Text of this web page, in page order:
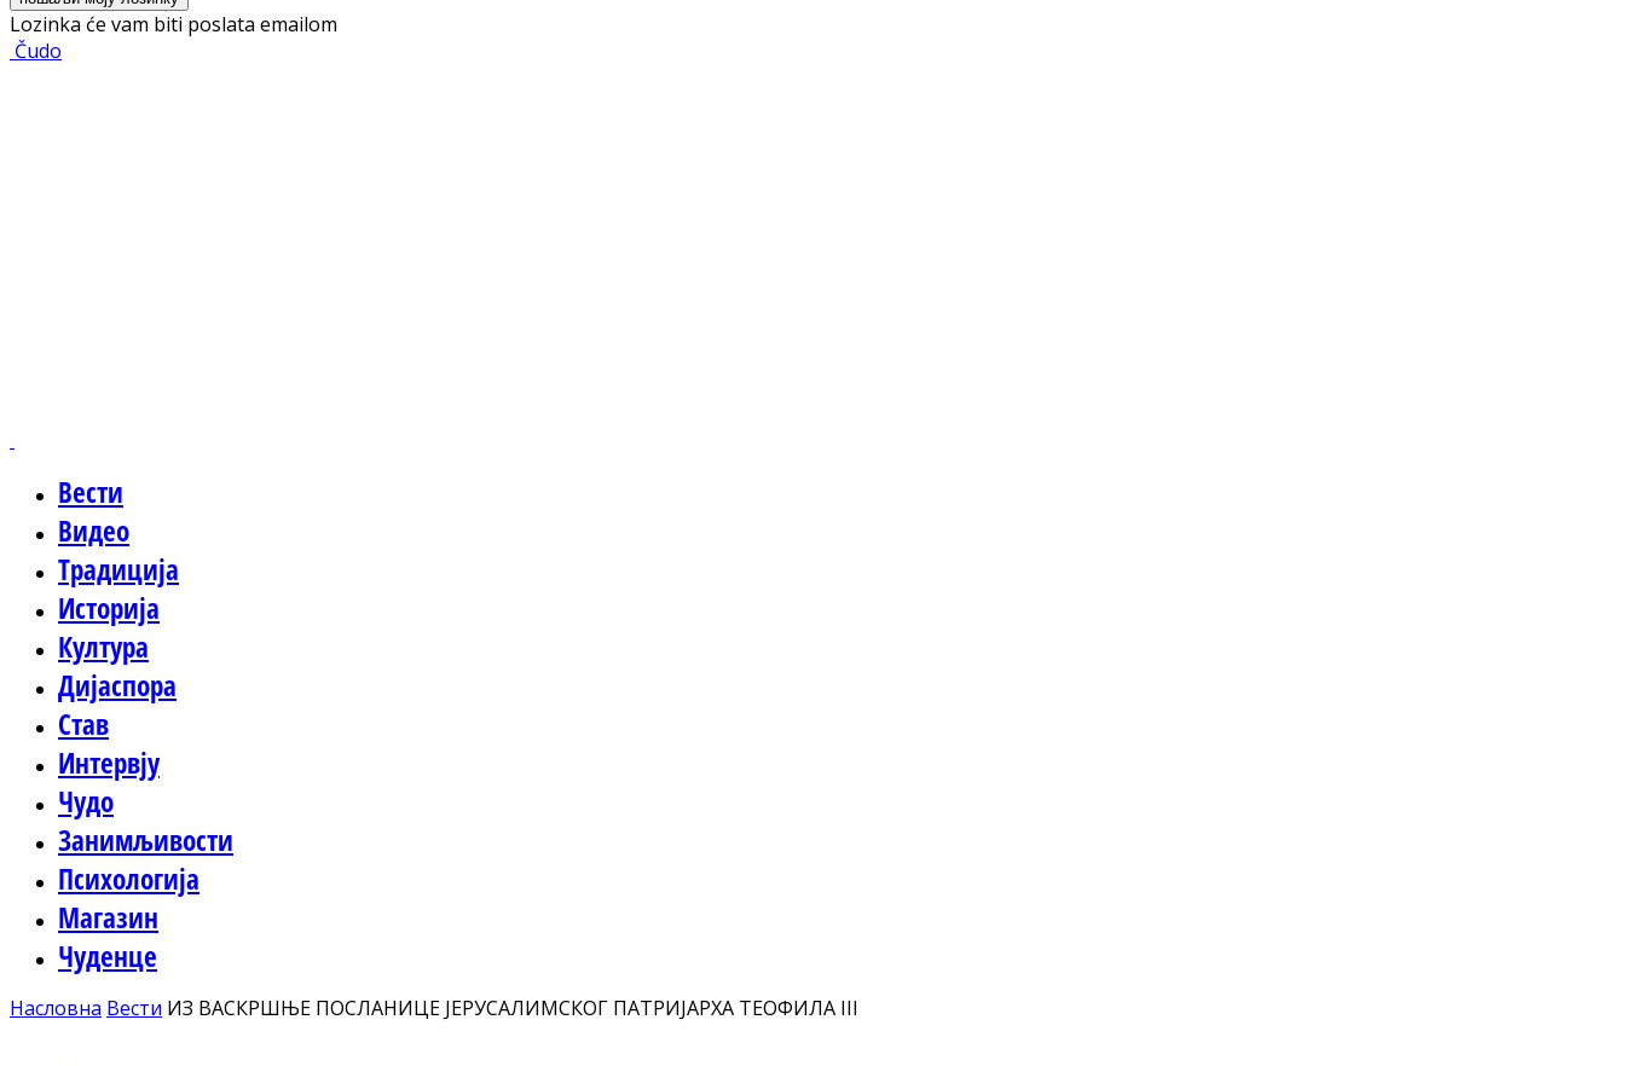
Lozinka će vam biti poslata emailom
Čudo
Вести
Видео
Традиција
Историја
Култура
Дијаспора
Став
Интервју
Чудо
Занимљивости
Психологија
Магазин
Чуденце
Насловна Вести ИЗ ВАСКРШЊЕ ПОСЛАНИЦЕ ЈЕРУСАЛИМСКОГ ПАТРИЈАРХА ТЕОФИЛА III